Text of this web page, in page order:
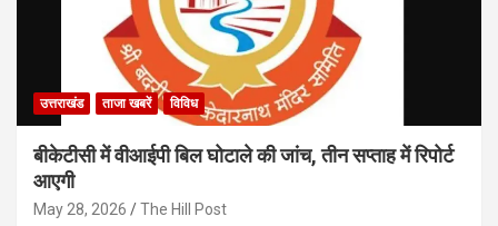
उत्तराखंड ताजा खबरें विविध
बीकेटीसी में वीआईपी बिल घोटाले की जांच, तीन सप्ताह में रिपोर्ट
आएगी
May 28, 2026 The Hill Post